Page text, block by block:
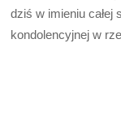
dziś w imieniu całej
kondolencyjnej w